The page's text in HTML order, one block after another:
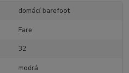
domácí barefoot
Fare
32
modrá